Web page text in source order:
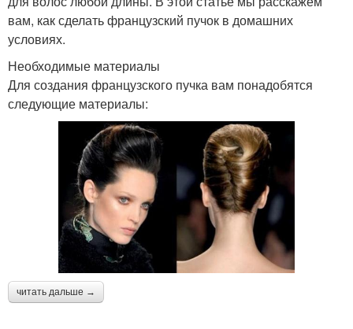
вам, как сделать французский пучок в домашних
условиях.
Необходимые материалы
Для создания французского пучка вам понадобятся
следующие материалы:
читать дальше →